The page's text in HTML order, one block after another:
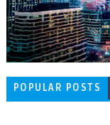
POPULAR POSTS